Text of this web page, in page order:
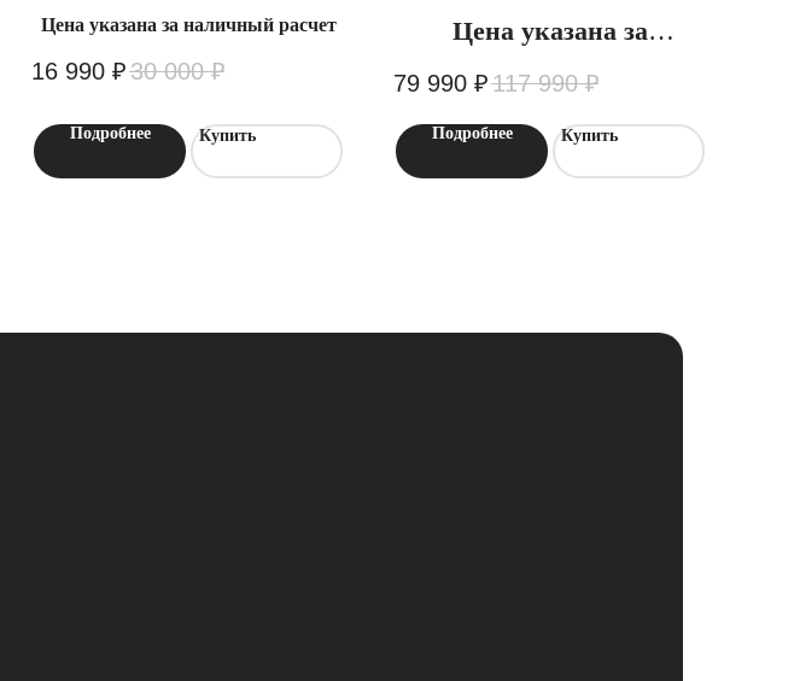
Цена указана за наличный расчет
16 990 ₽30 000 ₽
Подробнее Купить
Цена указана за
наличный расчет
79 990 ₽117 990 ₽
Подробнее Купить